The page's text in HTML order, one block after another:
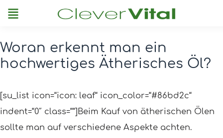
Menu
Woran erkennt man ein
hochwertiges Ätherisches Öl?
[su_list icon=“icon: leaf“ icon_color=“#86bd2c“
indent=“0″ class=““]Beim Kauf von ätherischen Ölen
sollte man auf verschiedene Aspekte achten.
Post
navigation